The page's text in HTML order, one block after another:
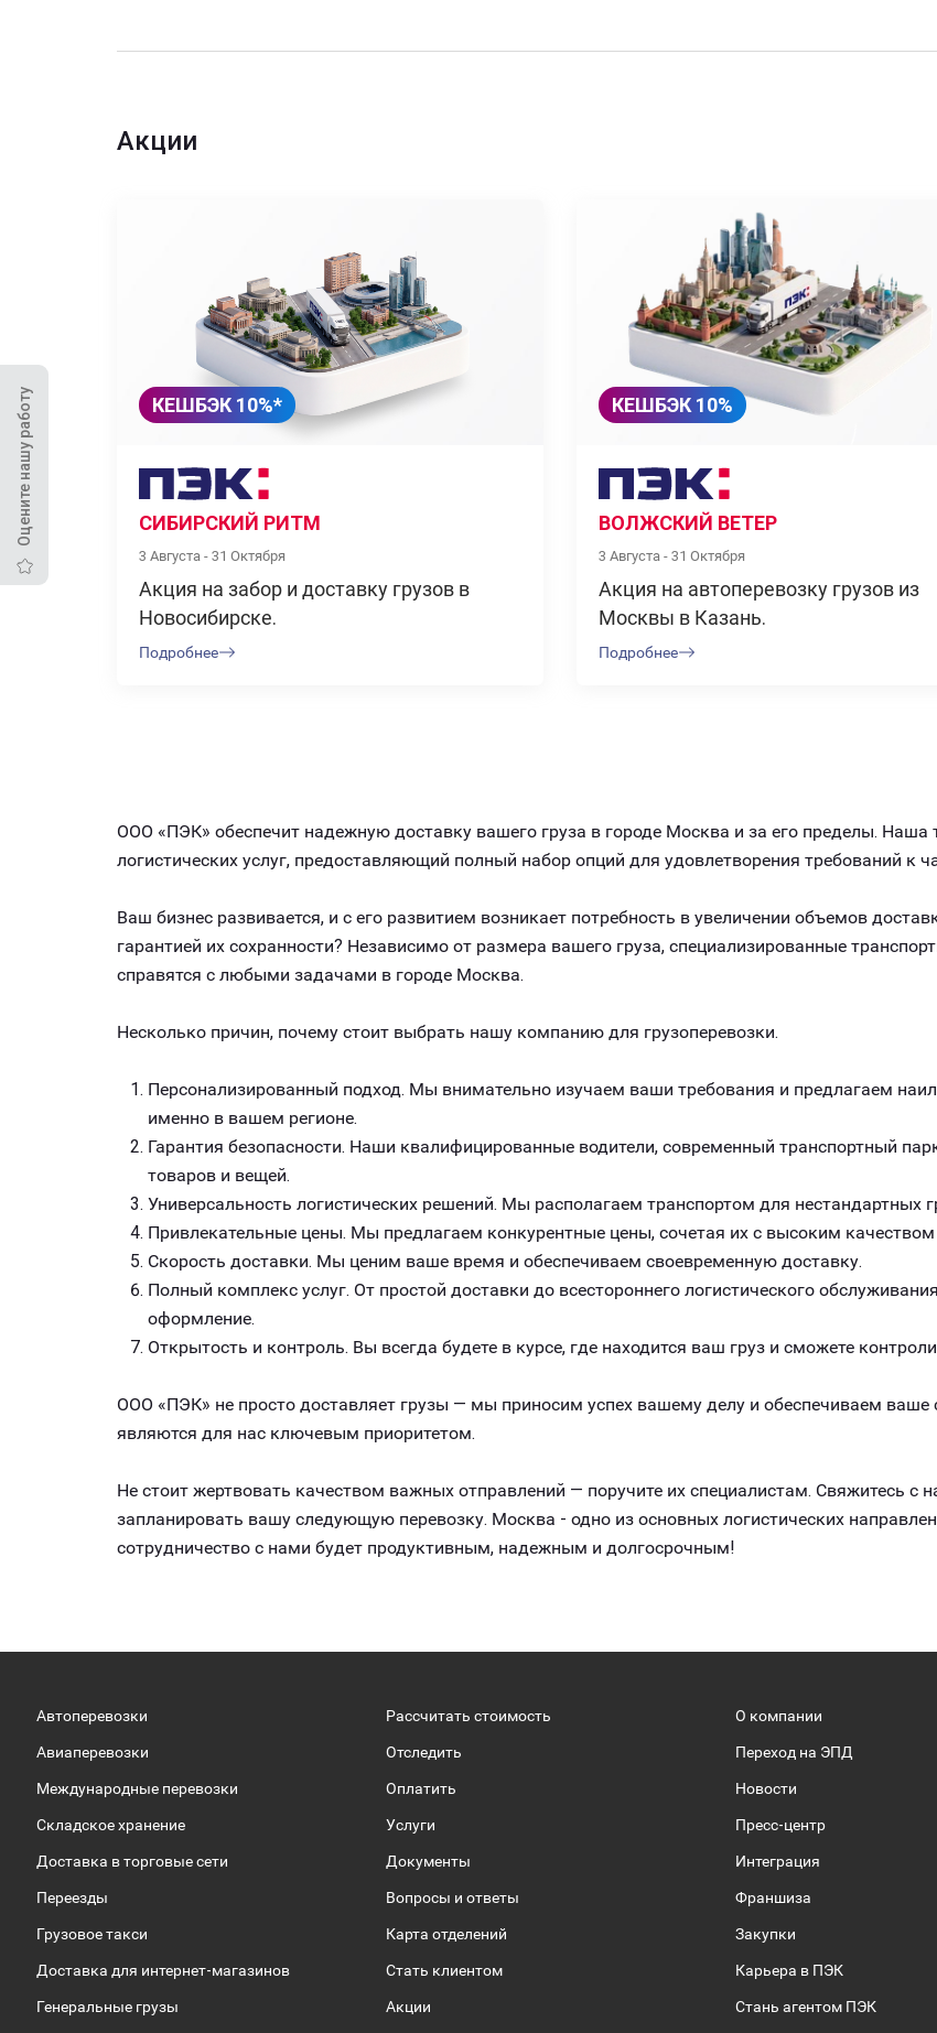
Оцените нашу работу
Акции
КЕШБЭК 10%*
СИБИРСКИЙ РИТМ
3 Августа - 31 Октября
Акция на забор и доставку грузов в
Новосибирске.
Подробнее
КЕШБЭК 10%
ВОЛЖСКИЙ ВЕТЕР
3 Августа - 31 Октября
Акция на автоперевозку грузов из
Москвы в Казань.
Подробнее
ООО «ПЭК» обеспечит надежную доставку вашего груза в городе Москва и за его пределы.
логистических услуг, предоставляющий полный набор опций для удовлетворения требований к
Ваш бизнес развивается, и с его развитием возникает потребность в увеличении объемов
гарантией их сохранности? Независимо от размера вашего груза, специализированные
справятся с любыми задачами в городе Москва.
Несколько причин, почему стоит выбрать нашу компанию для грузоперевозки.
Персонализированный подход. Мы внимательно изучаем ваши требования и предлагаем
именно в вашем регионе.
Гарантия безопасности. Наши квалифицированные водители, современный транспортный
товаров и вещей.
Универсальность логистических решений. Мы располагаем транспортом для нестандартных
Привлекательные цены. Мы предлагаем конкурентные цены, сочетая их с высоким качеством
Скорость доставки. Мы ценим ваше время и обеспечиваем своевременную доставку.
Полный комплекс услуг. От простой доставки до всестороннего логистического
оформление.
Открытость и контроль. Вы всегда будете в курсе, где находится ваш груз и сможете
ООО «ПЭК» не просто доставляет грузы — мы приносим успех вашему делу и обеспечиваем ваше
являются для нас ключевым приоритетом.
Не стоит жертвовать качеством важных отправлений — поручите их специалистам. Свяжитесь с
запланировать вашу следующую перевозку. Москва - одно из основных логистических
сотрудничество с нами будет продуктивным, надежным и долгосрочным!
Автоперевозки
Авиаперевозки
Международные перевозки
Складское хранение
Доставка в торговые сети
Переезды
Грузовое такси
Доставка для интернет-магазинов
Генеральные грузы
Рассчитать стоимость
Отследить
Оплатить
Услуги
Документы
Вопросы и ответы
Карта отделений
Стать клиентом
Акции
О компании
Переход на ЭПД
Новости
Пресс-центр
Интеграция
Франшиза
Закупки
Карьера в ПЭК
Стань агентом ПЭК